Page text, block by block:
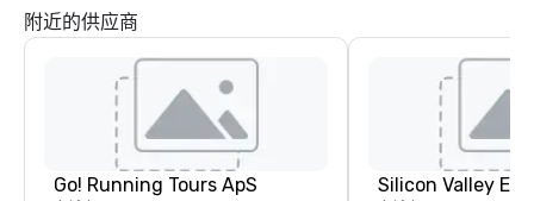
附近的供应商
Go! Running Tours ApS